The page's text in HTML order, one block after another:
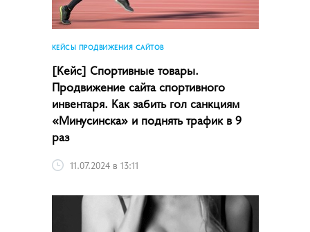
КЕЙСЫ ПРОДВИЖЕНИЯ САЙТОВ
[Кейс] Спортивные товары.
Продвижение сайта спортивного
инвентаря. Как забить гол санкциям
«Минусинска» и поднять трафик в 9
раз
11.07.2024 в 13:11